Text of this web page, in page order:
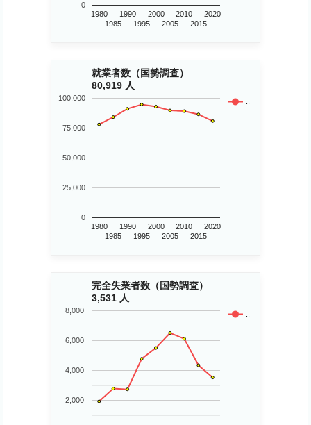
1980
1985
1990
1995
2000
2005
2010
2015
2020
0
就業者数（国勢調査）
80,919 人
1980
1985
1990
1995
2000
2005
2010
2015
2020
0
25,000
50,000
75,000
100,000
完全失業者数（国勢調査）
3,531 人
2,000
4,000
6,000
8,000